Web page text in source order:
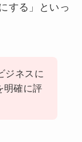
する」といっ
ジネスに
明確に評